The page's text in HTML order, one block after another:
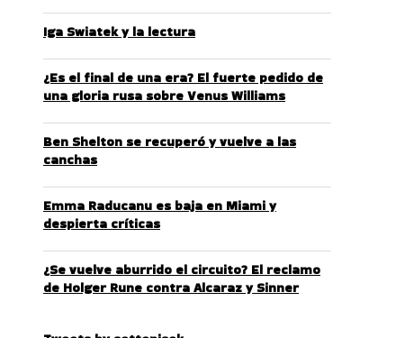
Iga Swiatek y la lectura
¿Es el final de una era? El fuerte pedido de
una gloria rusa sobre Venus Williams
Ben Shelton se recuperó y vuelve a las
canchas
Emma Raducanu es baja en Miami y
despierta críticas
¿Se vuelve aburrido el circuito? El reclamo
de Holger Rune contra Alcaraz y Sinner